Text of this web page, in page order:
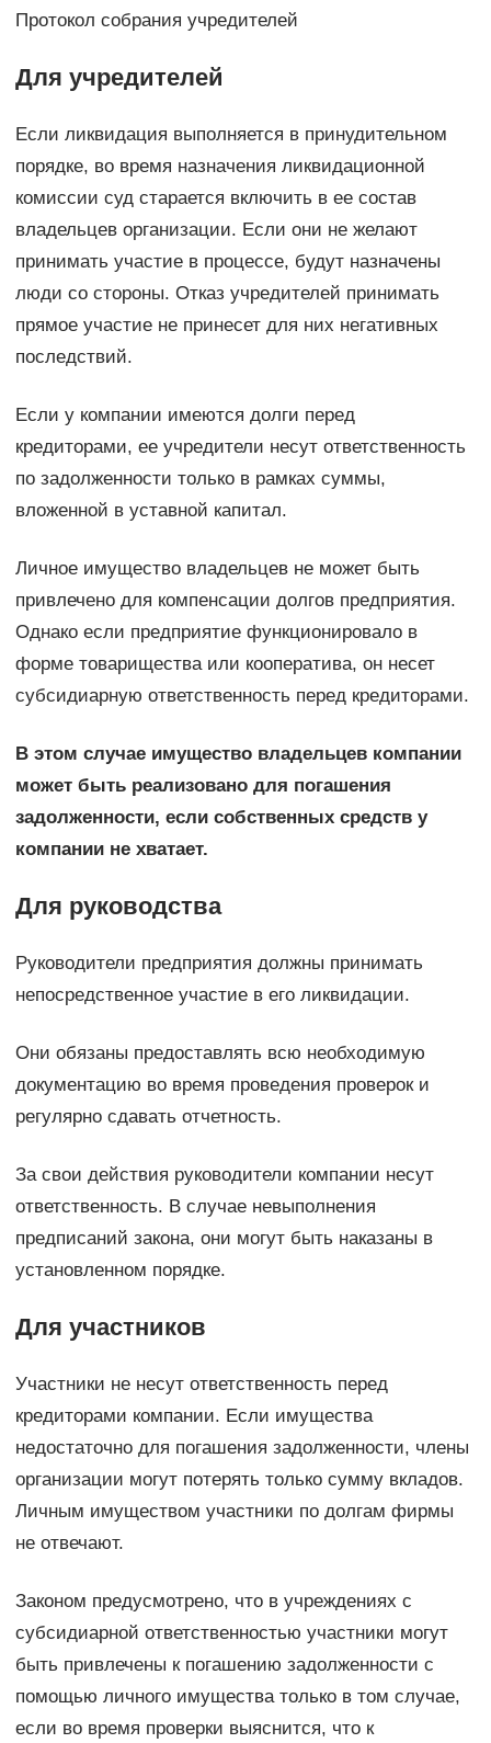
Протокол собрания учредителей
Для учредителей
Если ликвидация выполняется в принудительном
порядке, во время назначения ликвидационной
комиссии суд старается включить в ее состав
владельцев организации. Если они не желают
принимать участие в процессе, будут назначены
люди со стороны. Отказ учредителей принимать
прямое участие не принесет для них негативных
последствий.
Если у компании имеются долги перед
кредиторами, ее учредители несут ответственность
по задолженности только в рамках суммы,
вложенной в уставной капитал.
Личное имущество владельцев не может быть
привлечено для компенсации долгов предприятия.
Однако если предприятие функционировало в
форме товарищества или кооператива, он несет
субсидиарную ответственность перед кредиторами.
В этом случае имущество владельцев компании
может быть реализовано для погашения
задолженности, если собственных средств у
компании не хватает.
Для руководства
Руководители предприятия должны принимать
непосредственное участие в его ликвидации.
Они обязаны предоставлять всю необходимую
документацию во время проведения проверок и
регулярно сдавать отчетность.
За свои действия руководители компании несут
ответственность. В случае невыполнения
предписаний закона, они могут быть наказаны в
установленном порядке.
Для участников
Участники не несут ответственность перед
кредиторами компании. Если имущества
недостаточно для погашения задолженности, члены
организации могут потерять только сумму вкладов.
Личным имуществом участники по долгам фирмы
не отвечают.
Законом предусмотрено, что в учреждениях с
субсидиарной ответственностью участники могут
быть привлечены к погашению задолженности с
помощью личного имущества только в том случае,
если во время проверки выяснится, что к